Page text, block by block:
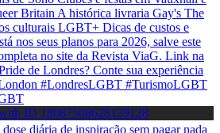
ID 18087508628139128